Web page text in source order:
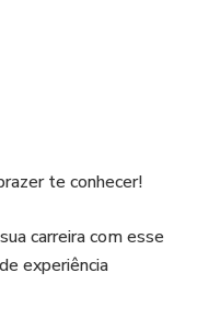
te conhecer!
carreira com esse
experiência